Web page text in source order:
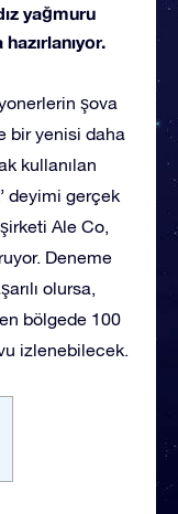
yağmuru
şova
bir yenisi daha
kullanılan
deyimi gerçek
Ale Co,
Deneme
olursa,
bölgede 100
izlenebilecek.